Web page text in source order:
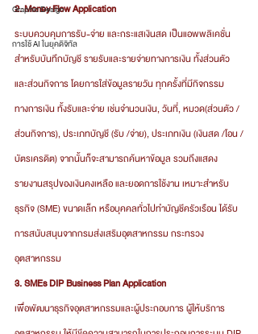
Graphic Design
การใช้ AI ในยุคดิจิทัล
2. Money Flow Application
ระบบควบคุมการรับ-จ่าย และกระแสเงินสด เป็นแอพพลิเคชั่น
สำหรับบันทึกบัญชี รายรับและรายจ่ายทางการเงิน ทั้งส่วนตัว
และส่วนกิจการ โดยการใส่ข้อมูลรายวัน ทุกครั้งที่มีกิจกรรม
ทางการเงิน ทั้งรับและจ่าย เช่นจำนวนเงิน, วันที่, หมวด(ส่วนตัว /
ส่วนกิจการ), ประเภทบัญชี (รับ /จ่าย), ประเภทเงิน (เงินสด /โอน /
บัตรเครดิต) จากนั้นก็จะสามารถค้นหาข้อมูล รวมถึงแสดง
รายงานสรุปของเงินคงเหลือ และยอดการใช้งาน เหมาะสำหรับ
ธุรกิจ (SME) ขนาดเล็ก หรือบุคคลทั่วไปทำบัญชีครัวเรือน ได้รับ
การสนับสนุนจากกรมส่งเสริมอุตสาหกรรม กระทรวง
อุตสาหกรรม
3. SMEs DIP Business Plan Application
เพื่อพัฒนาธุรกิจอุตสาหกรรมและผู้ประกอบการ ผู้ให้บริการ